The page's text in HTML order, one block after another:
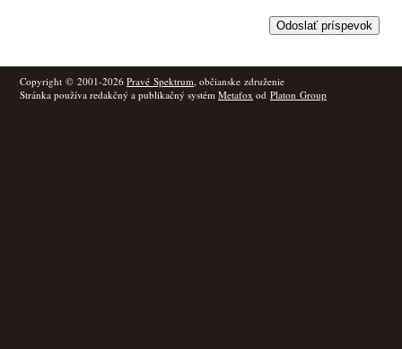
Copyright © 2001-2026 Pravé Spektrum, občianske združenie
Stránka používa redakčný a publikačný systém Metafox od Platon Group